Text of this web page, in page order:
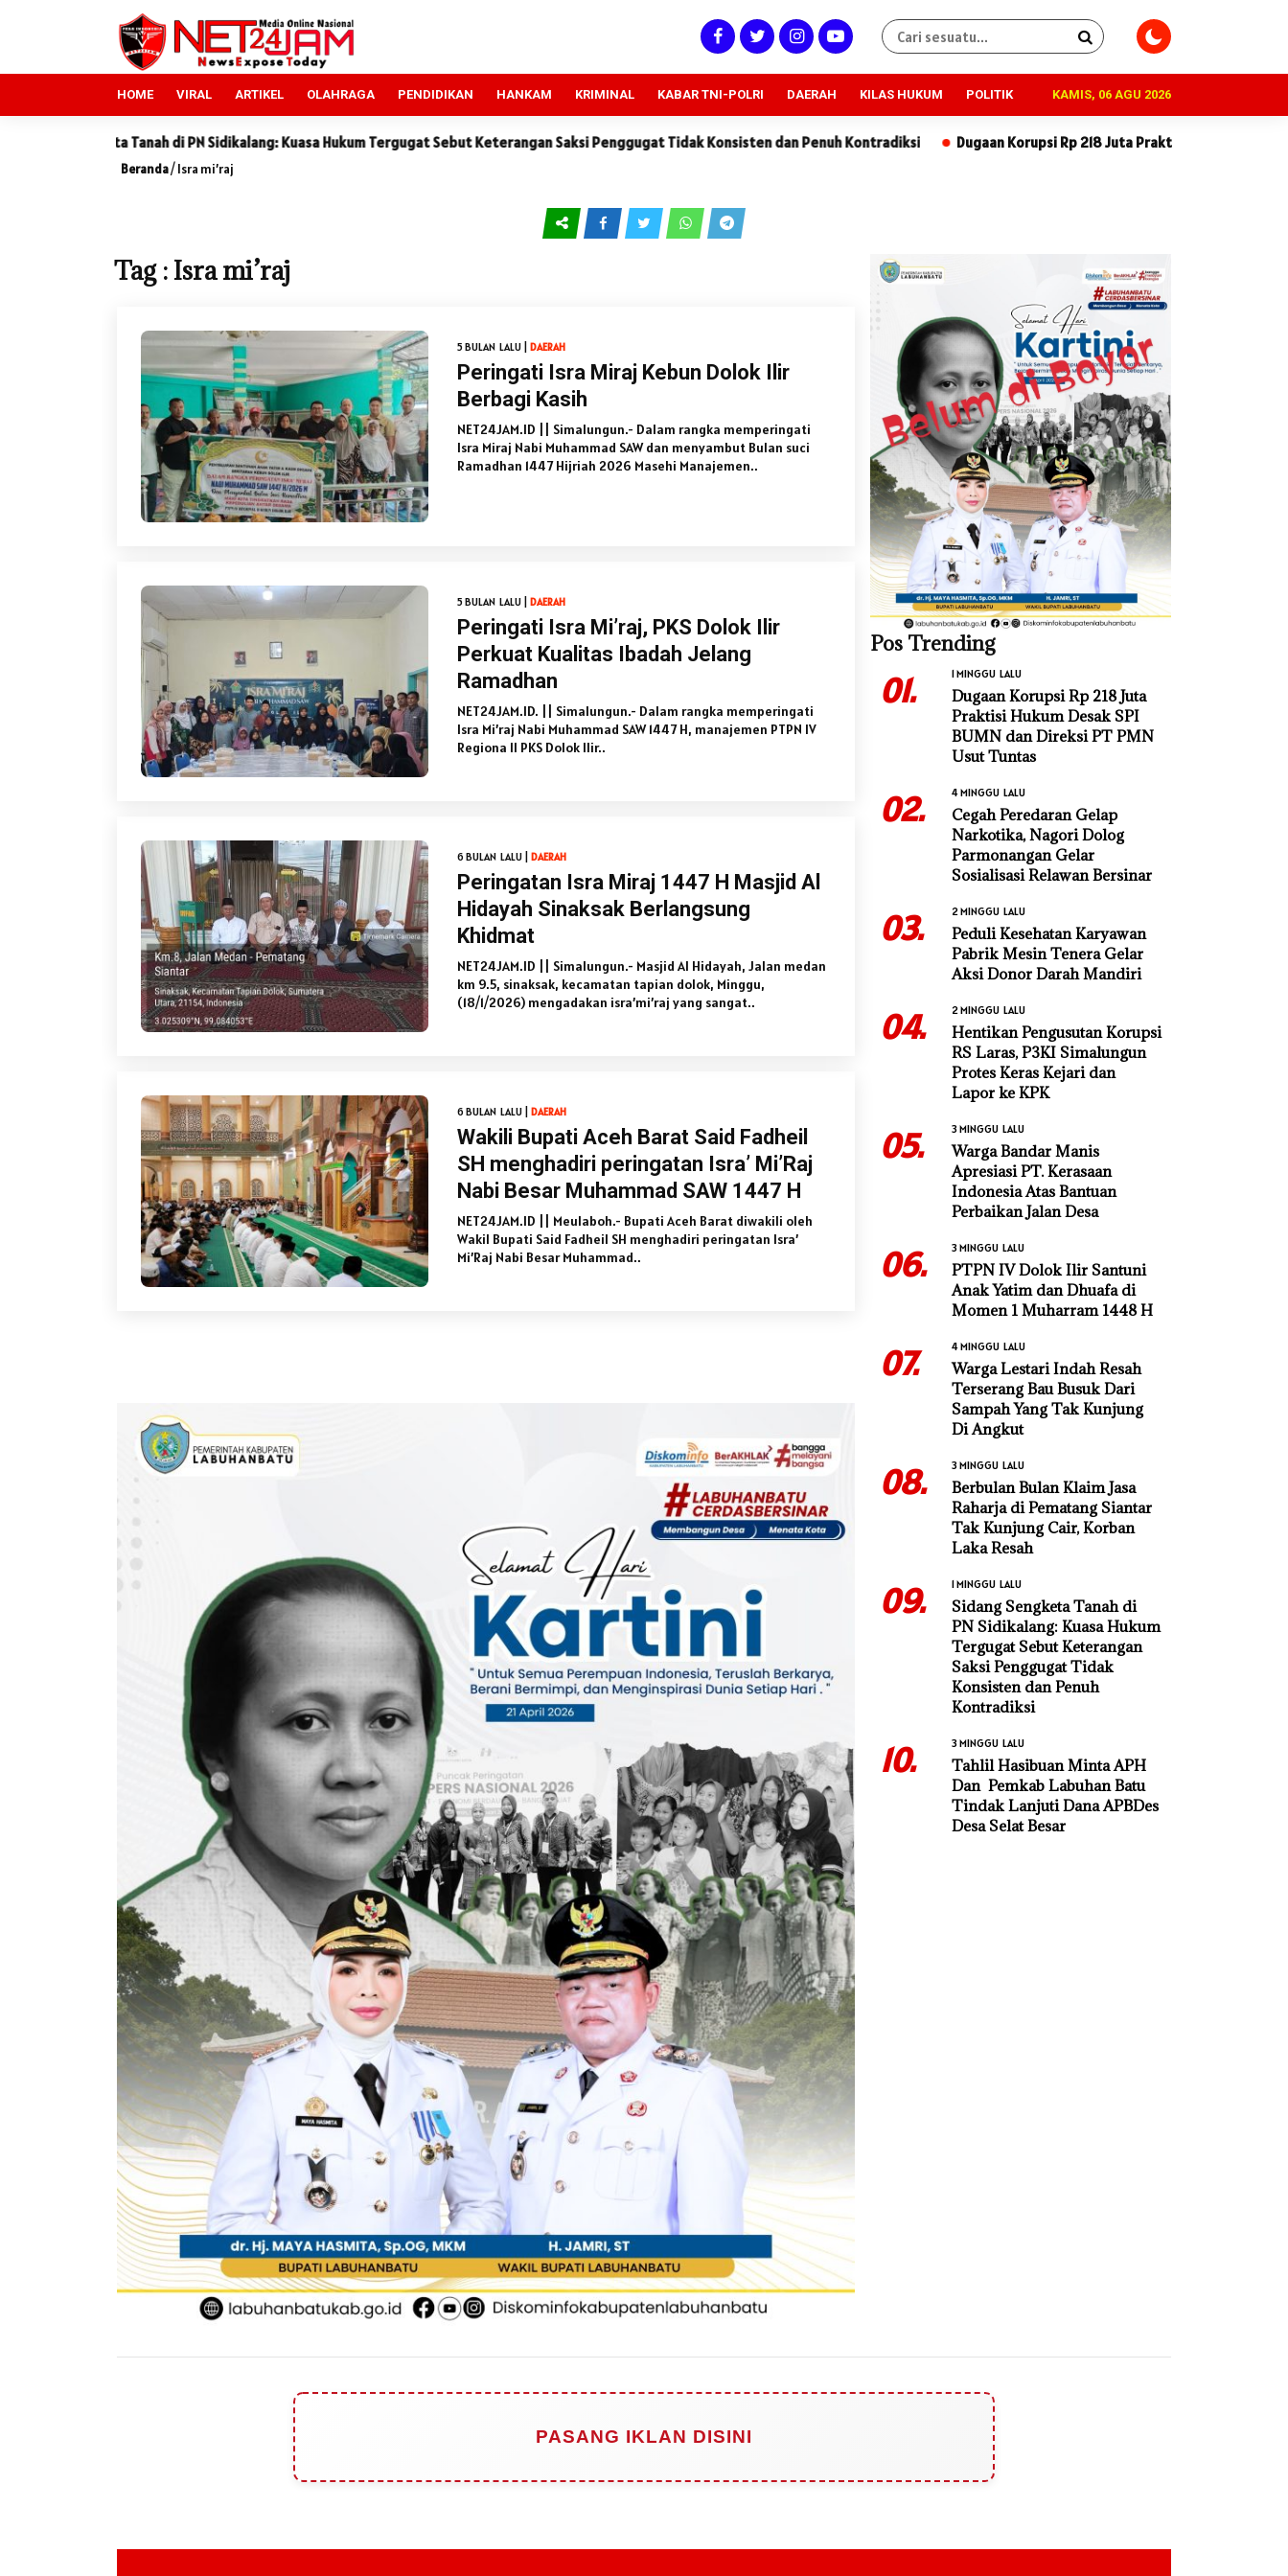
HOME VIRAL ARTIKEL OLAHRAGA PENDIDIKAN HANKAM KRIMINAL KABAR TNI-POLRI DAERAH KILAS HUKUM POLITIK KAMIS, 06 AGU 2026
di PN Sidikalang: Kuasa Hukum Tergugat Sebut Keterangan Saksi Penggugat Tidak Konsisten dan Penuh Kontradiksi Dugaan Korupsi Rp 218 Juta Praktisi Hukum Desak SPI BUMN dan Direksi
Beranda/Isra mi’raj
Tag : Isra mi’raj
5 BULAN LALU | DAERAH
Peringati Isra Miraj Kebun Dolok Ilir
Berbagi Kasih
NET24JAM.ID || Simalungun.- Dalam rangka memperingati
Isra Miraj Nabi Muhammad SAW dan menyambut Bulan suci
Ramadhan 1447 Hijriah 2026 Masehi Manajemen..
5 BULAN LALU | DAERAH
Peringati Isra Mi’raj, PKS Dolok Ilir
Perkuat Kualitas Ibadah Jelang
Ramadhan
NET24JAM.ID. || Simalungun.- Dalam rangka memperingati
Isra Mi’raj Nabi Muhammad SAW 1447 H, manajemen PTPN IV
Regiona II PKS Dolok Ilir..
6 BULAN LALU | DAERAH
Peringatan Isra Miraj 1447 H Masjid Al
Hidayah Sinaksak Berlangsung
Khidmat
NET24JAM.ID || Simalungun.- Masjid Al Hidayah, Jalan medan
km 9.5, sinaksak, kecamatan tapian dolok, Minggu,
(18/1/2026) mengadakan isra’mi’raj yang sangat..
6 BULAN LALU | DAERAH
Wakili Bupati Aceh Barat Said Fadheil
SH menghadiri peringatan Isra’ Mi’Raj
Nabi Besar Muhammad SAW 1447 H
NET24JAM.ID || Meulaboh.- Bupati Aceh Barat diwakili oleh
Wakil Bupati Said Fadheil SH menghadiri peringatan Isra’
Mi’Raj Nabi Besar Muhammad..
Pos Trending
01. 1 MINGGU LALU
Dugaan Korupsi Rp 218 Juta
Praktisi Hukum Desak SPI
BUMN dan Direksi PT PMN
Usut Tuntas
02. 4 MINGGU LALU
Cegah Peredaran Gelap
Narkotika, Nagori Dolog
Parmonangan Gelar
Sosialisasi Relawan Bersinar
03. 2 MINGGU LALU
Peduli Kesehatan Karyawan
Pabrik Mesin Tenera Gelar
Aksi Donor Darah Mandiri
04. 2 MINGGU LALU
Hentikan Pengusutan Korupsi
RS Laras, P3KI Simalungun
Protes Keras Kejari dan
Lapor ke KPK
05. 3 MINGGU LALU
Warga Bandar Manis
Apresiasi PT. Kerasaan
Indonesia Atas Bantuan
Perbaikan Jalan Desa
06. 3 MINGGU LALU
PTPN IV Dolok Ilir Santuni
Anak Yatim dan Dhuafa di
Momen 1 Muharram 1448 H
07. 4 MINGGU LALU
Warga Lestari Indah Resah
Terserang Bau Busuk Dari
Sampah Yang Tak Kunjung
Di Angkut
08. 3 MINGGU LALU
Berbulan Bulan Klaim Jasa
Raharja di Pematang Siantar
Tak Kunjung Cair, Korban
Laka Resah
09. 1 MINGGU LALU
Sidang Sengketa Tanah di
PN Sidikalang: Kuasa Hukum
Tergugat Sebut Keterangan
Saksi Penggugat Tidak
Konsisten dan Penuh
Kontradiksi
10. 3 MINGGU LALU
Tahlil Hasibuan Minta APH
Dan Pemkab Labuhan Batu
Tindak Lanjuti Dana APBDes
Desa Selat Besar
PASANG IKLAN DISINI